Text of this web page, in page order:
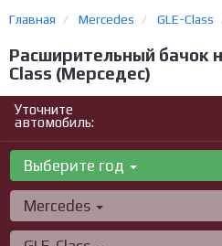
Главная Mercedes GLE-Class
Расширительный бачок
Class (Мерседес)
Уточните
автомобиль:
Выберите год
Mercedes